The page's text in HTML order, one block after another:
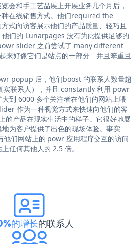
会和手工艺品展上开展业务几个月后，
在线销售方式。他们required the
式向访客展示他们的产品质量、轻巧且
他们的 Lunarpages 没有为此提供足够的
slider 之前尝试了 many different
来好像它们是站点的一部分，并且笨重且
popup 后，他们boost 的联系人数量超
实联系人），并且 constantly 利用 powr
到 6000 多个关注者在他们的网站上喂
作为一种视觉方式来快速向他们的客
的产品在现实生活中的样子。它很好地展
为客户提供了出色的现场体验。事实
他们网站上的 powr 应用程序交互的访问
任何其他人的 2.5 倍。
的增长的联系人